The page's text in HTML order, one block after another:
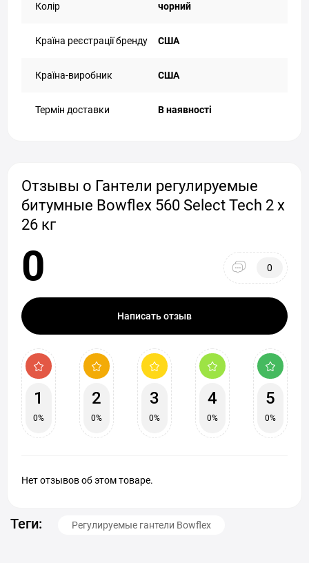
Колір чорний
Країна реєстрації бренду США
Країна-виробник CША
Термін доставки В наявності
Отзывы о Гантели регулируемые
битумные Bowflex 560 Select Tech 2 x
26 кг
0 0
Написать отзыв
1
0%
2
0%
3
0%
4
0%
5
0%
Нет отзывов об этом товаре.
Теги: Регулируемые гантели Bowflex